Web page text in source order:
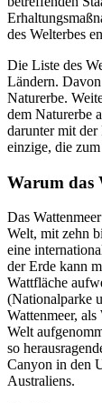
des Welterbes
Die Liste des
Ländern.
Naturerbe.
dem Naturerbe
darunter mit der
einzige, die
Warum das
Das
Welt, mit zehn
eine
der Erde kann
Wattfläche
(Nationalparke
Wattenmeer,
Welt
so
Canyon in den
Australiens.